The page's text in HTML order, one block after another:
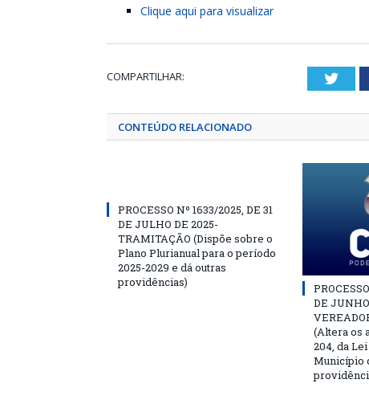
Clique aqui para visualizar
COMPARTILHAR:
CONTEÚDO RELACIONADO
PROCESSO Nº 1633/2025, DE 31
DE JULHO DE 2025-
TRAMITAÇÃO (Dispõe sobre o
Plano Plurianual para o período
2025-2029 e dá outras
providências)
DE
(Altera os
204, da
Município